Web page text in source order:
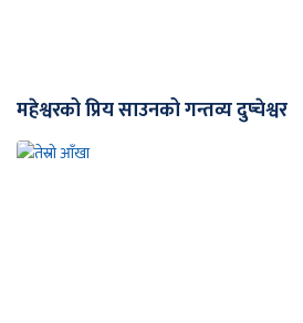
महेश्वरको प्रिय साउनको गन्तव्य दुप्चेश्वर